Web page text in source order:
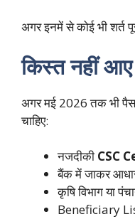
अगर इनमें से कोई भी शर्त
किस्त नहीं आए
अगर मई 2026 तक भी
चाहिए:
नजदीकी CSC
बैंक में जाकर
कृषि विभाग या
Beneficiary